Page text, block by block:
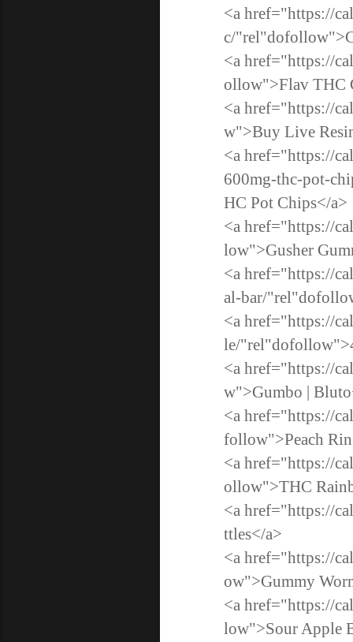
<a href="https://
c/
<a href="https://
ollow">Flav THC
<a href="https://
w">Buy Live
<a href="https://
600mg-thc-pot-
HC Pot Chips</
<a href="https://
low">Gusher
<a href="https://
al-bar/
<a href="https://
le/
<a href="https://
w">Gumbo |
<a href="https://
follow">Peach
<a href="https://
ollow">THC
<a href="https://
ttles</a>
<a href="https://
ow">Gummy
<a href="https://
low">Sour